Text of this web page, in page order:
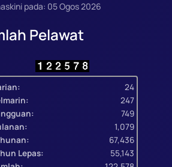
pada: 05 Ogos 2026
Pelawat
24
247
749
1,079
67,436
Lepas:
55,143